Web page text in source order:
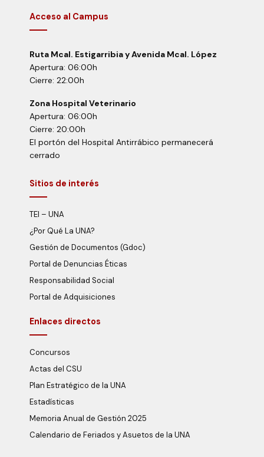
Acceso al Campus
Ruta Mcal. Estigarribia y Avenida Mcal. López
Apertura: 06:00h
Cierre: 22:00h
Zona Hospital Veterinario
Apertura: 06:00h
Cierre: 20:00h
El portón del Hospital Antirrábico permanecerá
cerrado
Sitios de interés
TEI – UNA
¿Por Qué La UNA?
Gestión de Documentos (Gdoc)
Portal de Denuncias Éticas
Responsabilidad Social
Portal de Adquisiciones
Enlaces directos
Concursos
Actas del CSU
Plan Estratégico de la UNA
Estadísticas
Memoria Anual de Gestión 2025
Calendario de Feriados y Asuetos de la UNA